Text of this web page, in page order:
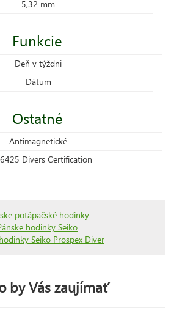
5,32 mm
Funkcie
Deň v týždni
Dátum
Ostatné
Antimagnetické
Divers Certification
potápačské hodinky
hodinky Seiko
Seiko Prospex Diver
by Vás zaujímať